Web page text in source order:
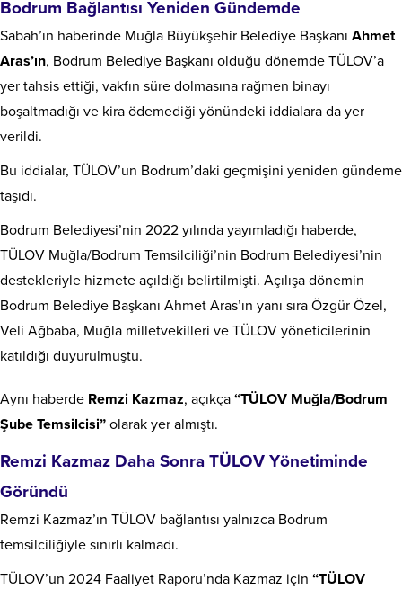
Bodrum Bağlantısı Yeniden Gündemde
Sabah’ın haberinde Muğla Büyükşehir Belediye Başkanı Ahmet
Aras’ın, Bodrum Belediye Başkanı olduğu dönemde TÜLOV’a
yer tahsis ettiği, vakfın süre dolmasına rağmen binayı
boşaltmadığı ve kira ödemediği yönündeki iddialara da yer
verildi.
Bu iddialar, TÜLOV’un Bodrum’daki geçmişini yeniden gündeme
taşıdı.
Bodrum Belediyesi’nin 2022 yılında yayımladığı haberde,
TÜLOV Muğla/Bodrum Temsilciliği’nin Bodrum Belediyesi’nin
destekleriyle hizmete açıldığı belirtilmişti. Açılışa dönemin
Bodrum Belediye Başkanı Ahmet Aras’ın yanı sıra Özgür Özel,
Veli Ağbaba, Muğla milletvekilleri ve TÜLOV yöneticilerinin
katıldığı duyurulmuştu.
Aynı haberde Remzi Kazmaz, açıkça “TÜLOV Muğla/Bodrum
Şube Temsilcisi” olarak yer almıştı.
Remzi Kazmaz Daha Sonra TÜLOV Yönetiminde
Göründü
Remzi Kazmaz’ın TÜLOV bağlantısı yalnızca Bodrum
temsilciliğiyle sınırlı kalmadı.
TÜLOV’un 2024 Faaliyet Raporu’nda Kazmaz için “TÜLOV